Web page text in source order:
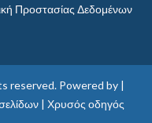
Προστασίας Δεδομένων
reserved. Powered by |